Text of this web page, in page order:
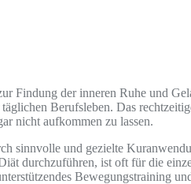
Findung der inneren Ruhe und
Berufsleben. Das
nicht aufkommen zu lassen.
sinnvolle und gezielte
durchzuführen, ist oft für die
Bewegungstraining